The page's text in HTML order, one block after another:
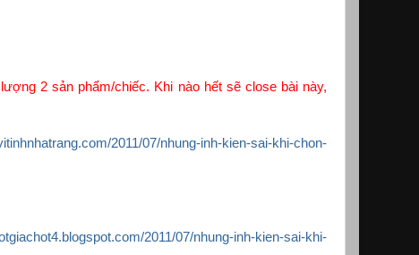
2 sản phẩm/chiếc. Khi nào hết sẽ close bài này,
2011/07/nhung-inh-kien-sai-khi-chon-
2011/07/nhung-inh-kien-sai-khi-